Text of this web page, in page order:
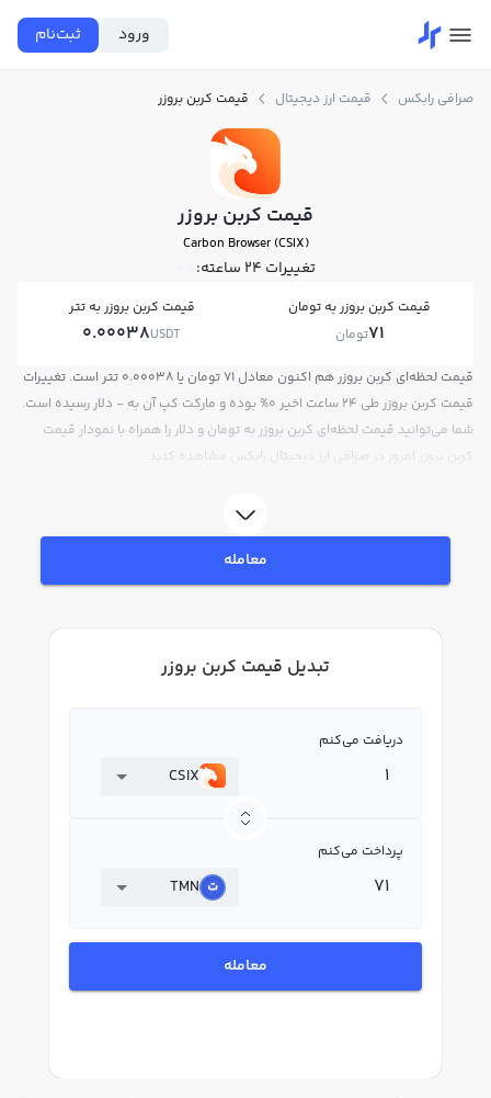
ورود ثبت‌نام
صرافی رابکس قیمت ارز دیجیتال قیمت کربن بروزر
قیمت کربن بروزر
Carbon Browser (CSIX)
تغییرات ۲۴ ساعته: 0%
قیمت کربن بروزر به تومان
71تومان
قیمت کربن بروزر به تتر
0.00038USDT
قیمت لحظه‌ای کربن بروزر هم اکنون معادل 71 تومان یا 0.00038 تتر است. تغییرات
قیمت کربن بروزر طی 24 ساعت اخیر 0% بوده و مارکت کپ آن به - دلار رسیده است.
شما می‌توانید قیمت لحظه‌ای کربن بروزر به تومان و دلار را همراه با نمودار قیمت
کربن بروزر امروز در صرافی ارز دیجیتال رابکس مشاهده کنید.
معامله
تبدیل قیمت کربن بروزر
دریافت می‌کنم
CSIX
پرداخت می‌کنم
TMN
معامله